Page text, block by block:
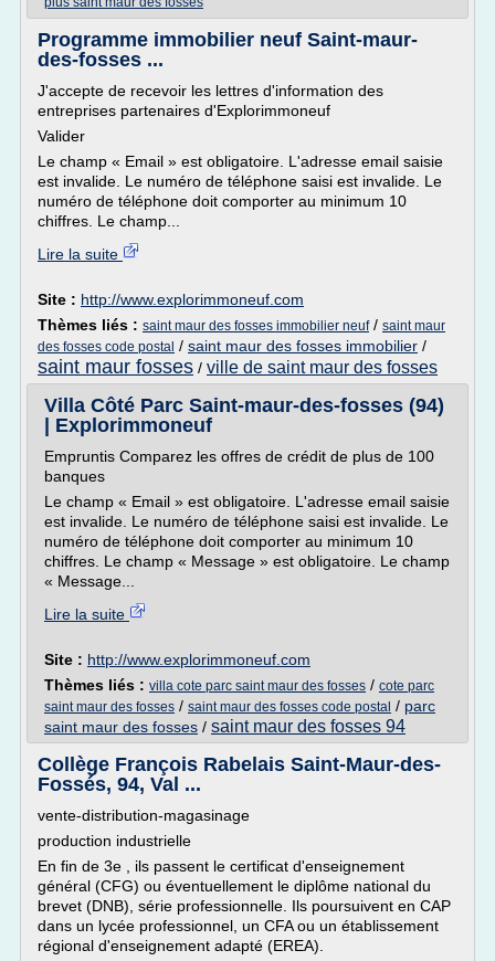
Programme immobilier neuf Saint-maur-
des-fosses ...
J'accepte de recevoir les lettres d'information des
entreprises partenaires d'Explorimmoneuf
Valider
Le champ « Email » est obligatoire. L'adresse email saisie
est invalide. Le numéro de téléphone saisi est invalide. Le
numéro de téléphone doit comporter au minimum 10
chiffres. Le champ...
Lire la suite
Site : http://www.explorimmoneuf.com
Thèmes liés : saint maur des fosses immobilier neuf/ saint maur
des fosses code postal / saint maur des fosses immobilier /
saint maur fosses / ville de saint maur des fosses
Villa Côté Parc Saint-maur-des-fosses (94)
| Explorimmoneuf
Empruntis Comparez les offres de crédit de plus de 100
banques
Le champ « Email » est obligatoire. L'adresse email saisie
est invalide. Le numéro de téléphone saisi est invalide. Le
numéro de téléphone doit comporter au minimum 10
chiffres. Le champ « Message » est obligatoire. Le champ
« Message...
Lire la suite
Site : http://www.explorimmoneuf.com
Thèmes liés : villa cote parc saint maur des fosses / cote parc
saint maur des fosses / saint maur des fosses code postal / parc
saint maur des fosses / saint maur des fosses 94
Collège François Rabelais Saint-Maur-des-
Fossés, 94, Val ...
vente-distribution-magasinage
production industrielle
En fin de 3e , ils passent le certificat d'enseignement
général (CFG) ou éventuellement le diplôme national du
brevet (DNB), série professionnelle. Ils poursuivent en CAP
dans un lycée professionnel, un CFA ou un établissement
régional d'enseignement adapté (EREA).